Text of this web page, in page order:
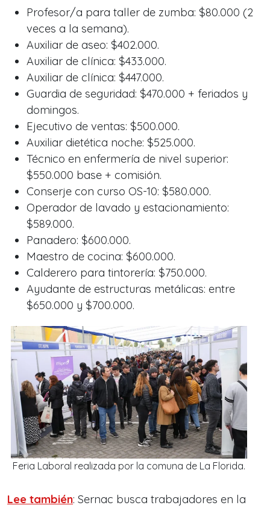
Profesor/a para taller de zumba: $80.000 (2
veces a la semana).
Auxiliar de aseo: $402.000.
Auxiliar de clínica: $433.000.
Auxiliar de clínica: $447.000.
Guardia de seguridad: $470.000 + feriados y
domingos.
Ejecutivo de ventas: $500.000.
Auxiliar dietética noche: $525.000.
Técnico en enfermería de nivel superior:
$550.000 base + comisión.
Conserje con curso OS-10: $580.000.
Operador de lavado y estacionamiento:
$589.000.
Panadero: $600.000.
Maestro de cocina: $600.000.
Calderero para tintorería: $750.000.
Ayudante de estructuras metálicas: entre
$650.000 y $700.000.
Feria Laboral realizada por la comuna de La Florida.
Lee también: Sernac busca trabajadores en la